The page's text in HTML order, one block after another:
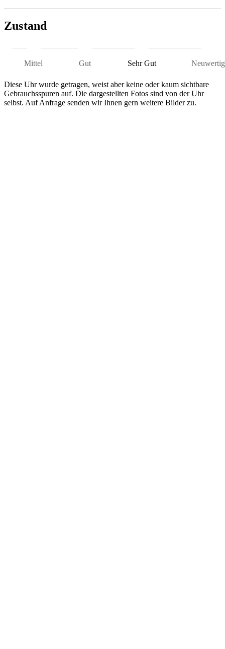
Zustand
Mittel Gut Sehr Gut Neuwertig
Diese Uhr wurde getragen, weist aber keine oder kaum sichtbare
Gebrauchsspuren auf. Die dargestellten Fotos sind von der Uhr
selbst. Auf Anfrage senden wir Ihnen gern weitere Bilder zu.